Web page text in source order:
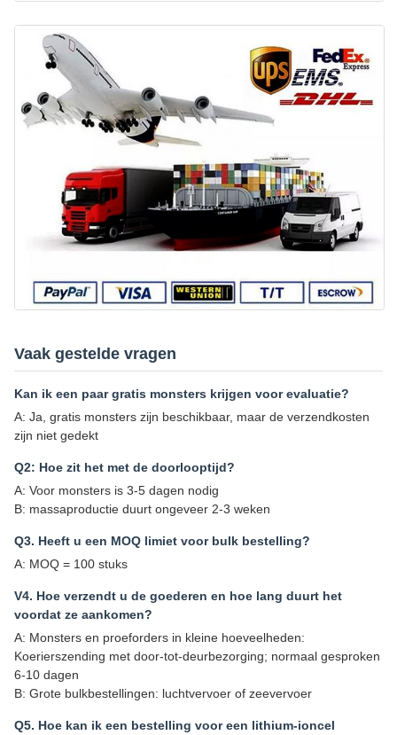
Vaak gestelde vragen
Kan ik een paar gratis monsters krijgen voor evaluatie?
A: Ja, gratis monsters zijn beschikbaar, maar de verzendkosten
zijn niet gedekt
Q2: Hoe zit het met de doorlooptijd?
A: Voor monsters is 3-5 dagen nodig
B: massaproductie duurt ongeveer 2-3 weken
Q3. Heeft u een MOQ limiet voor bulk bestelling?
A: MOQ = 100 stuks
V4. Hoe verzendt u de goederen en hoe lang duurt het
voordat ze aankomen?
A: Monsters en proeforders in kleine hoeveelheden:
Koerierszending met door-tot-deurbezorging; normaal gesproken
6-10 dagen
B: Grote bulkbestellingen: luchtvervoer of zeevervoer
Q5. Hoe kan ik een bestelling voor een lithium-ioncel